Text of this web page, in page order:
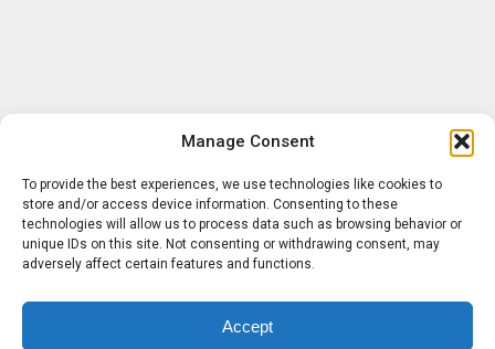
Manage Consent
To provide the best experiences, we use technologies like cookies to
store and/or access device information. Consenting to these
technologies will allow us to process data such as browsing behavior or
unique IDs on this site. Not consenting or withdrawing consent, may
adversely affect certain features and functions.
Accept